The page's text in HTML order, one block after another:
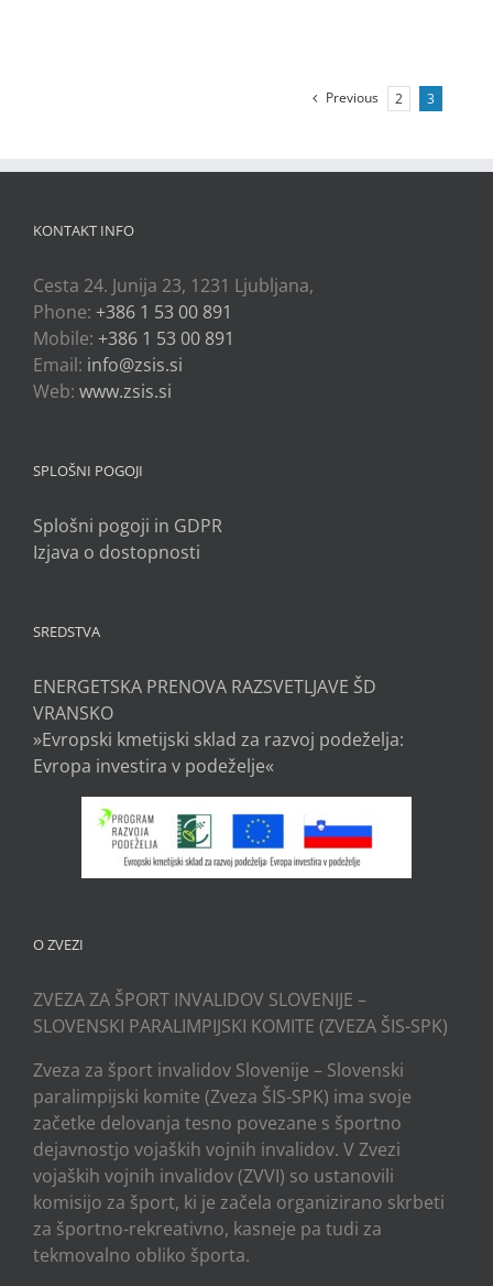
Previous 2 3
KONTAKT INFO
Cesta 24. Junija 23, 1231 Ljubljana,
Phone: +386 1 53 00 891
Mobile: +386 1 53 00 891
Email: info@zsis.si
Web: www.zsis.si
SPLOŠNI POGOJI
Splošni pogoji in GDPR
Izjava o dostopnosti
SREDSTVA
ENERGETSKA PRENOVA RAZSVETLJAVE ŠD
VRANSKO
»Evropski kmetijski sklad za razvoj podeželja:
Evropa investira v podeželje«
O ZVEZI
ZVEZA ZA ŠPORT INVALIDOV SLOVENIJE –
SLOVENSKI PARALIMPIJSKI KOMITE (ZVEZA ŠIS-SPK)
Zveza za šport invalidov Slovenije – Slovenski
paralimpijski komite (Zveza ŠIS-SPK) ima svoje
začetke delovanja tesno povezane s športno
dejavnostjo vojaških vojnih invalidov. V Zvezi
vojaških vojnih invalidov (ZVVI) so ustanovili
komisijo za šport, ki je začela organizirano skrbeti
za športno-rekreativno, kasneje pa tudi za
tekmovalno obliko športa.